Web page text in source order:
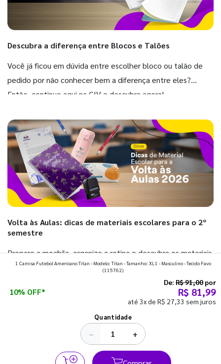
Descubra a diferença entre Blocos e Talões
Você já ficou em dúvida entre escolher bloco ou talão de
pedido por não conhecer bem a diferença entre eles?
Então, continue aqui na GIV e descubra agora!
Volta às Aulas: dicas de materiais escolares para o 2º
semestre
Prepare a mochila, organize a rotina e descubra os materiais
que fazem toda diferença para começar o segundo
1 Camisa Futebol Americano Titan - Modelo: Titan - Tamanho: XL1 - Masculino - Tecido Favo
(115762)
10% OFF*
De: R$ 91,00 por
R$ 81,99
até 3x de R$ 27,33 sem juros
Quantidade
− +